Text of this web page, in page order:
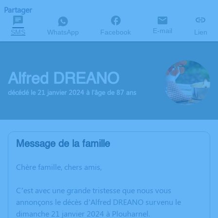
Partager
SMS WhatsApp Facebook E-mail Lien
Alfred DREANO
décédé le 21 janvier 2024 à l'âge de 87 ans
Message de la famille
Chère famille, chers amis,
C’est avec une grande tristesse que nous vous
annonçons le décès d’Alfred DREANO survenu le
dimanche 21 janvier 2024 à Plouharnel.